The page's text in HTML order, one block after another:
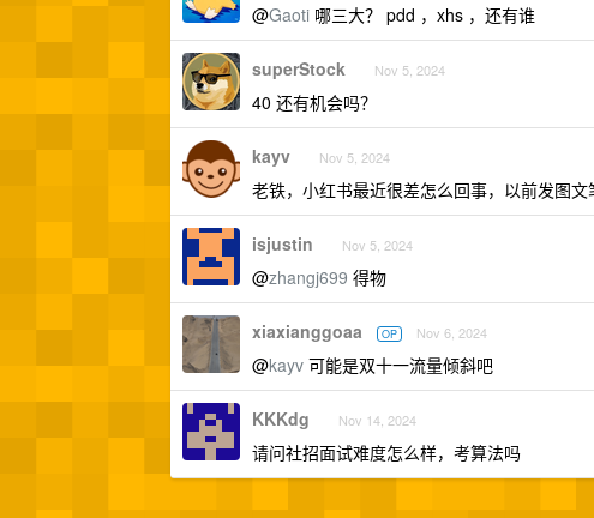
@Gaoti 哪三大？ pdd ，xhs ，还有谁
superStock Nov 5, 2024
40 还有机会吗？
kayv Nov 5, 2024
老铁，小红书最近很差怎么回事，以前发图
isjustin Nov 5, 2024
@zhangj699 得物
xiaxianggoaa OP Nov 6, 2024
@kayv 可能是双十一流量倾斜吧
KKKdg Nov 14, 2024
请问社招面试难度怎么样，考算法吗